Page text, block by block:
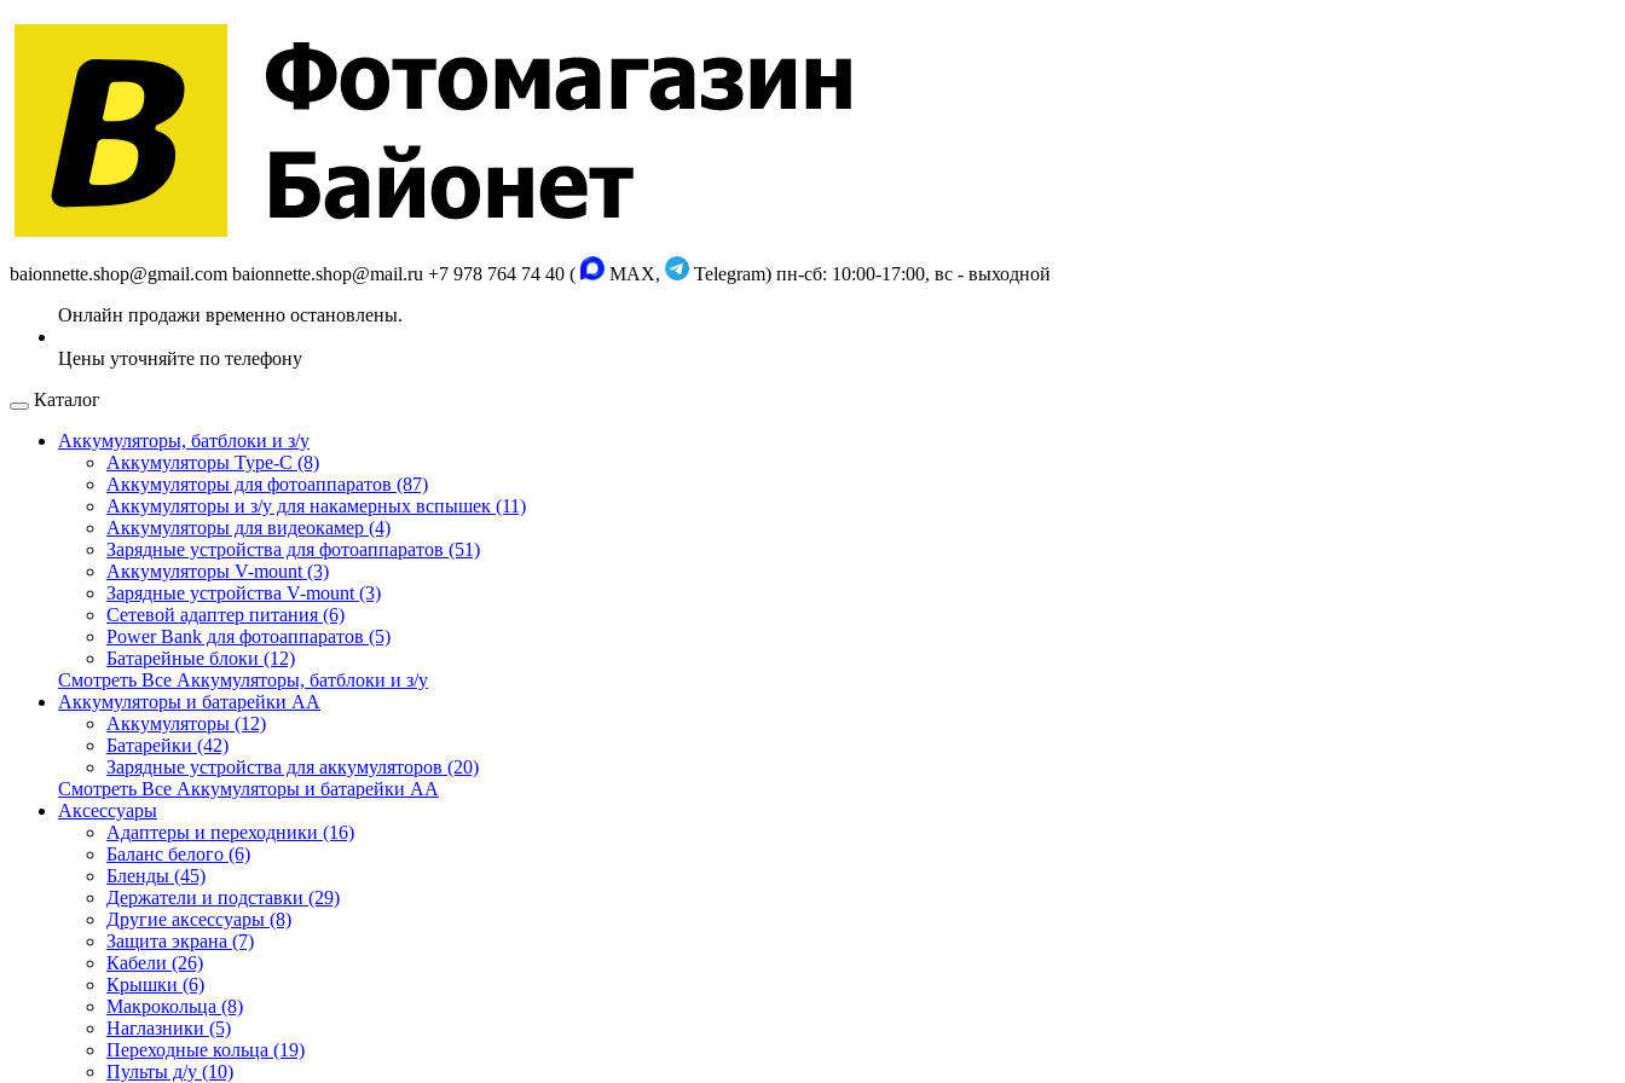
baionnette.shop@gmail.com baionnette.shop@mail.ru +7 978 764 74 40 ( MAX, Telegram) пн-сб: 10:00-17:00, вс - выходной
Каталог
Аккумуляторы, батблоки и з/у
Аккумуляторы Type-C (8)
Аккумуляторы для фотоаппаратов (87)
Аккумуляторы и з/у для накамерных вспышек (11)
Аккумуляторы для видеокамер (4)
Зарядные устройства для фотоаппаратов (51)
Аккумуляторы V-mount (3)
Зарядные устройства V-mount (3)
Сетевой адаптер питания (6)
Power Bank для фотоаппаратов (5)
Батарейные блоки (12)
Смотреть Все Аккумуляторы, батблоки и з/у
Аккумуляторы и батарейки AA
Аккумуляторы (12)
Батарейки (42)
Зарядные устройства для аккумуляторов (20)
Смотреть Все Аккумуляторы и батарейки AA
Аксессуары
Адаптеры и переходники (16)
Баланс белого (6)
Бленды (45)
Держатели и подставки (29)
Другие аксессуары (8)
Защита экрана (7)
Кабели (26)
Крышки (6)
Макрокольца (8)
Наглазники (5)
Переходные кольца (19)
Пульты д/у (10)